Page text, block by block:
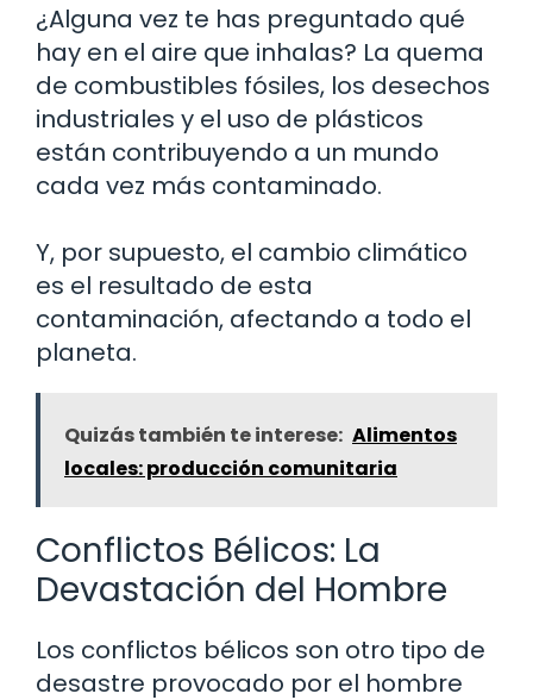
¿Alguna vez te has preguntado qué
hay en el aire que inhalas? La quema
de combustibles fósiles, los desechos
industriales y el uso de plásticos
están contribuyendo a un mundo
cada vez más contaminado.
Y, por supuesto, el cambio climático
es el resultado de esta
contaminación, afectando a todo el
planeta.
Quizás también te interese: Alimentos
locales: producción comunitaria
Conflictos Bélicos: La
Devastación del Hombre
Los conflictos bélicos son otro tipo de
desastre provocado por el hombre